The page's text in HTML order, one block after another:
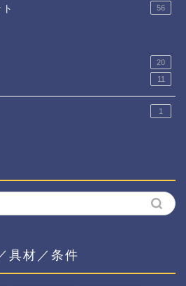
56
20
11
1
具材／条件
ホーム